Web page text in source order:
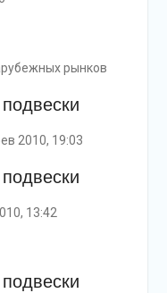
рынков
2010, 19:03
13:42